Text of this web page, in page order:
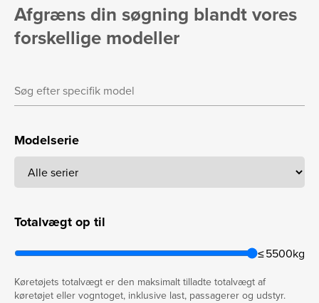
Afgræns din søgning blandt vores
forskellige modeller
Modelserie
Totalvægt op til
≤ 5500kg
Køretøjets totalvægt er den maksimalt tilladte totalvægt af
køretøjet eller vogntoget, inklusive last, passagerer og udstyr.